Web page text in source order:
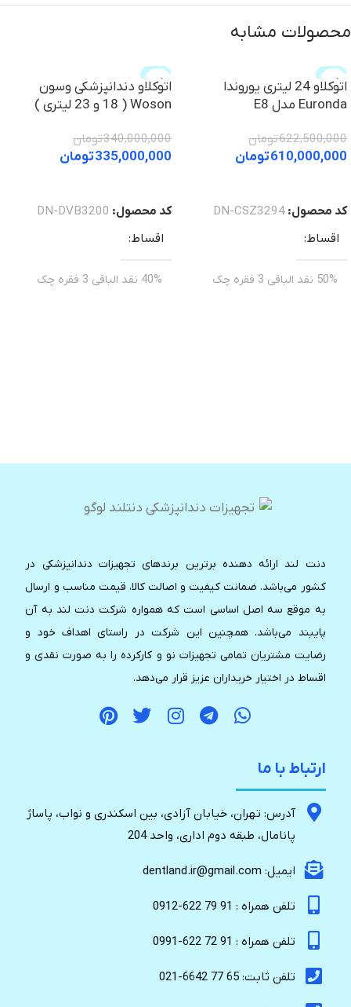
محصولات مشابه
حراج
اتوکلاو 24 لیتری یوروندا
Euronda مدل E8
622,500,000تومان
610,000,000تومان
کد محصول: DN-CSZ3294
اقساط
50% نقد الباقی 3 فقره چک
حراج
اتوکلاو دندانپزشکی وسون
Woson ( 18 و 23 لیتری )
340,000,000تومان
335,000,000تومان
کد محصول: DN-DVB3200
اقساط
40% نقد الباقی 3 فقره چک
دنت لند ارائه دهنده برترین برندهای تجهیزات دندانپزشکی در
کشور می‌باشد. ضمانت کیفیت و اصالت کالا، قیمت مناسب و ارسال
به موقع سه اصل اساسی است که همواره شرکت دنت لند به آن
پایبند می‌باشد. همچنین این شرکت در راستای اهداف خود و
رضایت مشتریان تمامی تجهیزات نو و کارکرده را به صورت نقدی و
اقساط در اختیار خریداران عزیز قرار می‌دهد.
ارتباط با ما
آدرس: تهران، خیابان آزادی، بین اسکندری و نواب، پاساژ
پانامال، طبقه دوم اداری، واحد 204
ایمیل: dentland.ir@gmail.com
تلفن همراه : 91 79 622-0912
تلفن همراه : 91 72 622-0991
تلفن ثابت: 65 77 6642-021